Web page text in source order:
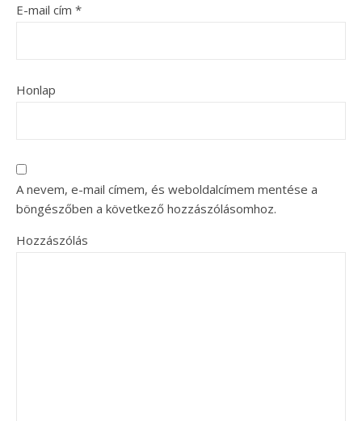
E-mail cím *
Honlap
A nevem, e-mail címem, és weboldalcímem mentése a
böngészőben a következő hozzászólásomhoz.
Hozzászólás